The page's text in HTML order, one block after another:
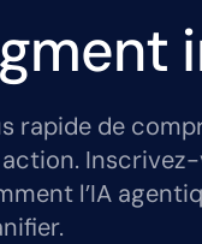
rapide de
l’IA